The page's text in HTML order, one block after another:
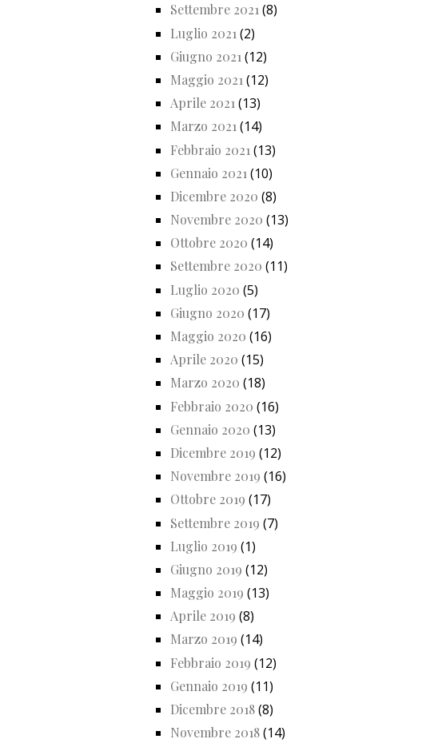
Settembre 2021(8)
Luglio 2021 (2)
Giugno 2021 (12)
Maggio 2021 (12)
Aprile 2021 (13)
Marzo 2021(14)
Febbraio 2021 (13)
Gennaio 2021 (10)
Dicembre 2020 (8)
Novembre 2020 (13)
Ottobre 2020 (14)
Settembre 2020 (11)
Luglio 2020 (5)
Giugno 2020 (17)
Maggio 2020 (16)
Aprile 2020 (15)
Marzo 2020 (18)
Febbraio 2020 (16)
Gennaio 2020 (13)
Dicembre 2019 (12)
Novembre 2019 (16)
Ottobre 2019 (17)
Settembre 2019 (7)
Luglio 2019 (1)
Giugno 2019 (12)
Maggio 2019 (13)
Aprile 2019 (8)
Marzo 2019 (14)
Febbraio 2019 (12)
Gennaio 2019 (11)
Dicembre 2018(8)
Novembre 2018(14)